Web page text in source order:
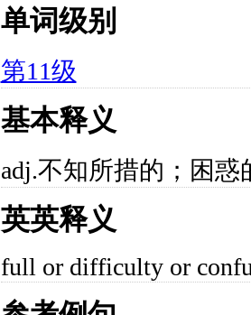
单词级别
第11级
基本释义
adj.不知所措的；困惑
英英释义
full or difficulty or